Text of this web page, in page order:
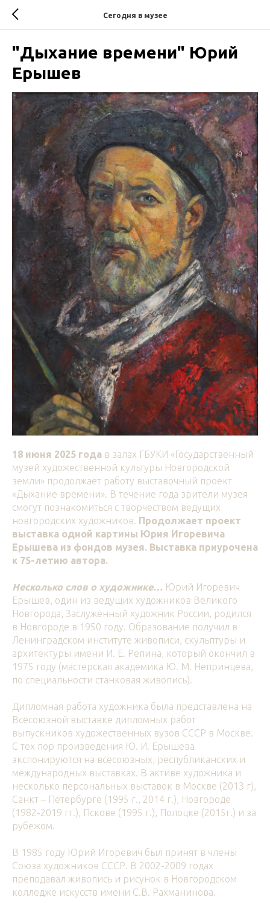
Сегодня в музее
"Дыхание времени" Юрий
Ерышев
18 июня 2025 года в залах ГБУКИ «Государственный
музей художественной культуры Новгородской
земли» продолжает работу выставочный проект
«Дыхание времени». В течение года зрители музея
смогут познакомиться с творчеством ведущих
новгородских художников. Продолжает проект
выставка одной картины Юрия Игоревича
Ерышева из фондов музея. Выставка приурочена
к 75-летию автора.
Несколько слов о художнике… Юрий Игоревич
Ерышев, один из ведущих художников Великого
Новгорода, Заслуженный художник России, родился
в Новгороде в 1950 году. Образование получил в
Ленинградском институте живописи, скульптуры и
архитектуры имени И. Е. Репина, который окончил в
1975 году (мастерская академика Ю. М. Непринцева,
по специальности станковая живопись).
Дипломная работа художника была представлена на
Всесоюзной выставке дипломных работ
выпускников художественных вузов СССР в Москве.
С тех пор произведения Ю. И. Ерышева
экспонируются на всесоюзных, республиканских и
международных выставках. В активе художника и
несколько персональных выставок в Москве (2013 г),
Санкт – Петербурге (1995 г., 2014 г.), Новгороде
(1982-2019 гг.), Пскове (1995 г.), Полоцке (2015г.) и за
рубежом.
В 1985 году Юрий Игоревич был принят в члены
Союза художников СССР. В 2002-2009 годах
преподавал живопись и рисунок в Новгородском
колледже искусств имени С.В. Рахманинова.